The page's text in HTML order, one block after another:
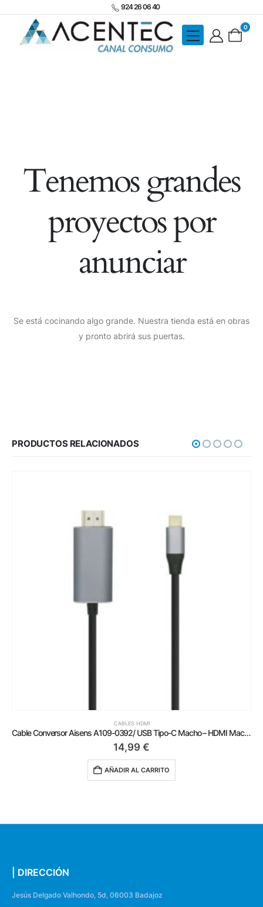
924 26 06 40
0
Tenemos grandes
proyectos por
anunciar
Se está cocinando algo grande. Nuestra tienda está en obras
y pronto abrirá sus puertas.
PRODUCTOS RELACIONADOS
Cable Conversor Aisens A109-0392/ USB Tipo-C Macho – HDMI Macho/ Hasta 27W/ 1250Mbps/ 80cm/ Negro
CABLES HDMI
17,99
AÑADIR AL CARRITO
| DIRECCIÓN
Jesús Delgado Valhondo, 5d, 06003 Badajoz